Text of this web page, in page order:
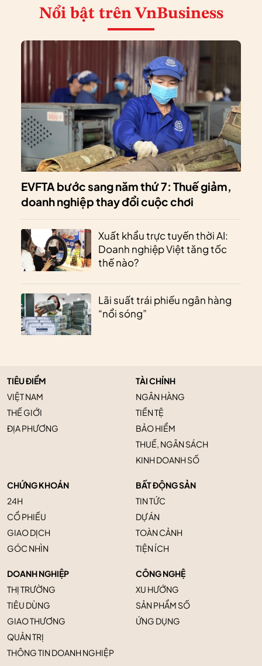
Nổi bật trên VnBusiness
EVFTA bước sang năm thứ 7: Thuế giảm,
doanh nghiệp thay đổi cuộc chơi
Xuất khẩu trực tuyến thời AI:
Doanh nghiệp Việt tăng tốc
thế nào?
Lãi suất trái phiếu ngân hàng
“nổi sóng”
TIÊU ĐIỂM
VIỆT NAM
THẾ GIỚI
ĐỊA PHƯƠNG
TÀI CHÍNH
NGÂN HÀNG
TIỀN TỆ
BẢO HIỂM
THUẾ, NGÂN SÁCH
KINH DOANH SỐ
CHỨNG KHOÁN
24H
CỔ PHIẾU
GIAO DỊCH
GÓC NHÌN
BẤT ĐỘNG SẢN
TIN TỨC
DỰ ÁN
TOÀN CẢNH
TIỆN ÍCH
DOANH NGHIỆP
THỊ TRƯỜNG
TIÊU DÙNG
GIAO THƯƠNG
QUẢN TRỊ
THÔNG TIN DOANH NGHIỆP
CÔNG NGHỆ
XU HƯỚNG
SẢN PHẨM SỐ
ỨNG DỤNG